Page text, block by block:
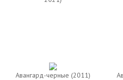
Авангард-черные (2011)